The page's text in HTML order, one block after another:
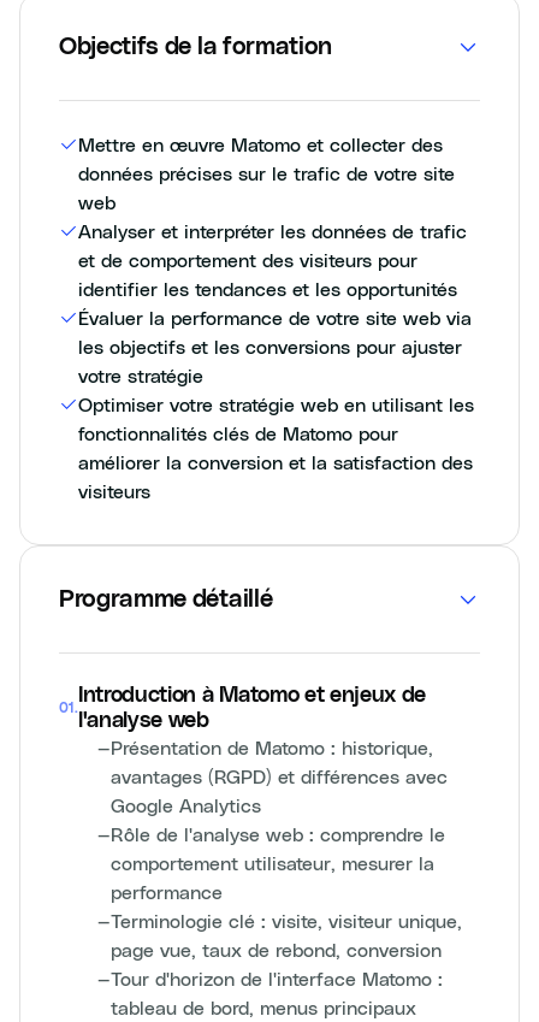
Objectifs de la formation
Mettre en œuvre Matomo et collecter des
données précises sur le trafic de votre site
web
Analyser et interpréter les données de trafic
et de comportement des visiteurs pour
identifier les tendances et les opportunités
Évaluer la performance de votre site web via
les objectifs et les conversions pour ajuster
votre stratégie
Optimiser votre stratégie web en utilisant les
fonctionnalités clés de Matomo pour
améliorer la conversion et la satisfaction des
visiteurs
Programme détaillé
01 .
Introduction à Matomo et enjeux de
l'analyse web
—Présentation de Matomo : historique,
avantages (RGPD) et différences avec
Google Analytics
—Rôle de l'analyse web : comprendre le
comportement utilisateur, mesurer la
performance
—Terminologie clé : visite, visiteur unique,
page vue, taux de rebond, conversion
—Tour d'horizon de l'interface Matomo :
tableau de bord, menus principaux